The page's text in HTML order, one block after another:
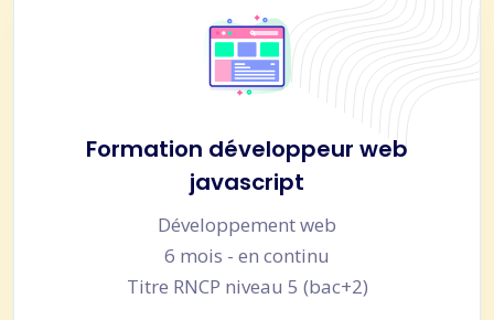
Formation développeur web
javascript
Développement web
6 mois - en continu
Titre RNCP niveau 5 (bac+2)